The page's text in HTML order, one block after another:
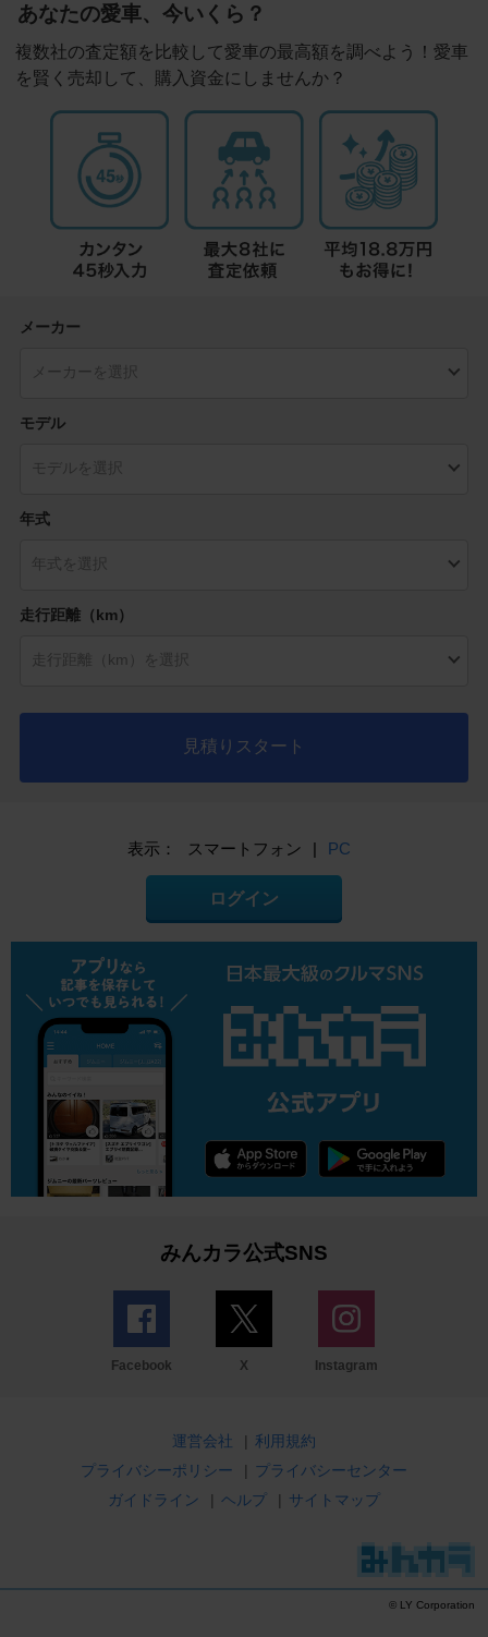
あなたの愛車、今いくら？
複数社の査定額を比較して愛車の最高額を調べよう！愛車
を賢く売却して、購入資金にしませんか？
メーカー
モデル
年式
走行距離（km）
見積りスタート
表示： スマートフォン | PC
ログイン
みんカラ公式SNS
Facebook X Instagram
運営会社 | 利用規約
プライバシーポリシー
| プライバシーセンター
ガイドライン
| ヘルプ | サイトマップ
© LY Corporation